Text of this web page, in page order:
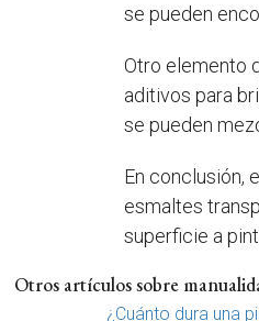
se pueden
Otro elemento
aditivos para
se pueden
En conclusión,
esmaltes
superficie a
Otros artículos sobre
¿Cuánto dura una